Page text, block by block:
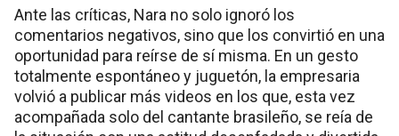
Ante las críticas, Nara no solo ignoró los
comentarios negativos, sino que los convirtió en una
oportunidad para reírse de sí misma. En un gesto
totalmente espontáneo y juguetón, la empresaria
volvió a publicar más videos en los que, esta vez
acompañada solo del cantante brasileño, se reía de